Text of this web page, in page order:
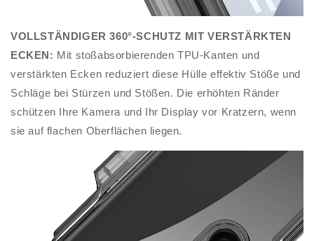
VOLLSTÄNDIGER 360°-SCHUTZ MIT VERSTÄRKTEN
ECKEN: Mit stoßabsorbierenden TPU-Kanten und
verstärkten Ecken reduziert diese Hülle effektiv Stöße und
Schläge bei Stürzen und Stößen. Die erhöhten Ränder
schützen Ihre Kamera und Ihr Display vor Kratzern, wenn
sie auf flachen Oberflächen liegen.